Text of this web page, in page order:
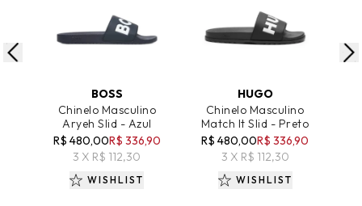
BOSS
Chinelo Masculino
Aryeh Slid - Azul
R$ 480,00R$ 336,90
3 X R$ 112,30
WISHLIST
HUGO
Chinelo Masculino
Match It Slid - Preto
R$ 480,00R$ 336,90
3 X R$ 112,30
WISHLIST